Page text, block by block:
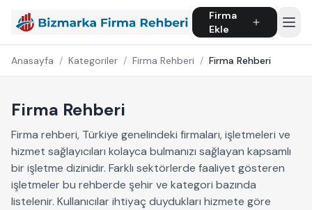
Firma
Ekle
Anasayfa / Kategoriler / Firma Rehberi / Firma Rehberi
Firma Rehberi
Firma rehberi, Türkiye genelindeki firmaları, işletmeleri ve
hizmet sağlayıcıları kolayca bulmanızı sağlayan kapsamlı
bir işletme dizinidir. Farklı sektörlerde faaliyet gösteren
işletmeler bu rehberde şehir ve kategori bazında
listelenir. Kullanıcılar ihtiyaç duydukları hizmete göre